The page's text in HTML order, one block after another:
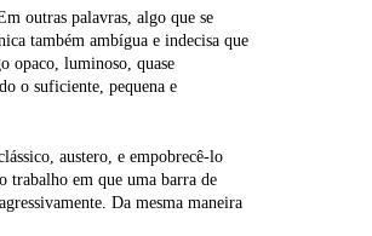
outras palavras, algo que se
também ambígua e indecisa que
opaco, luminoso, quase
o suficiente, pequena e
austero, e empobrecê-lo
trabalho em que uma barra de
Da mesma maneira